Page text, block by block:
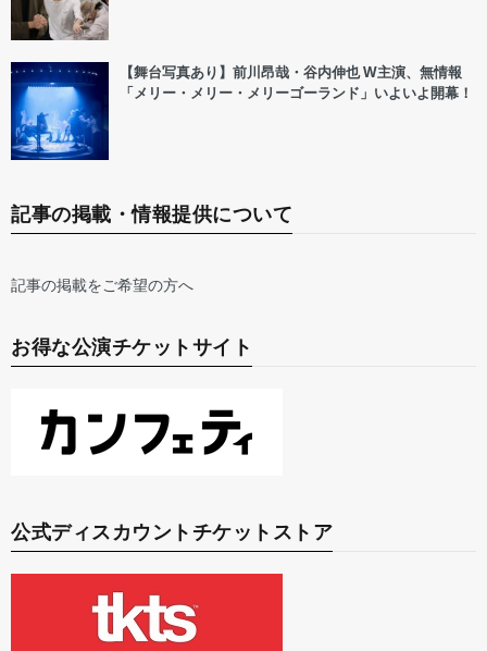
【舞台写真あり】前川昂哉・谷内伸也 W主演、無情報
「メリー・メリー・メリーゴーランド」いよいよ開幕！
記事の掲載・情報提供について
記事の掲載をご希望の方へ
お得な公演チケットサイト
公式ディスカウントチケットストア